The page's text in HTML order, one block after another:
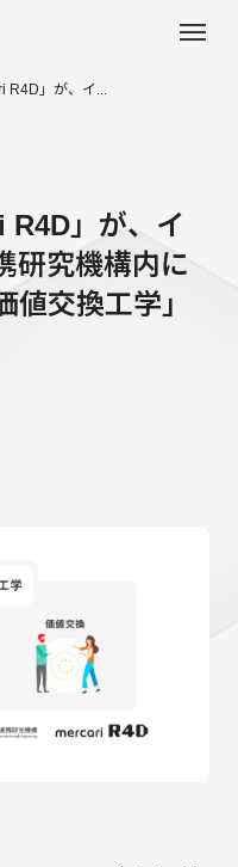
R4D」が、イ...
R4D」が、イ
研究機構内に
交換工学」